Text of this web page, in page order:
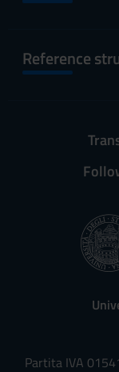
Reference
Partita IVA